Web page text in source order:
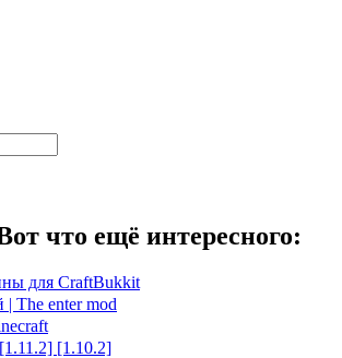
что ещё интересного:
для CraftBukkit
The enter mod
[1.10.2]